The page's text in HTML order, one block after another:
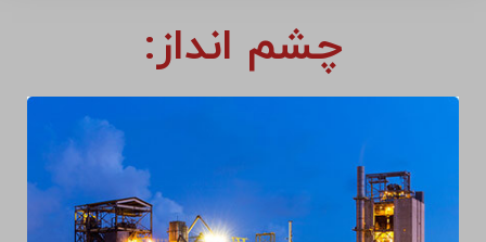
چشم انداز: